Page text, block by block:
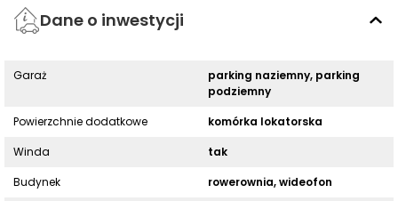
Dane o inwestycji
Garaż
parking naziemny, parking
podziemny
Powierzchnie dodatkowe
komórka lokatorska
Winda
tak
Budynek
rowerownia, wideofon